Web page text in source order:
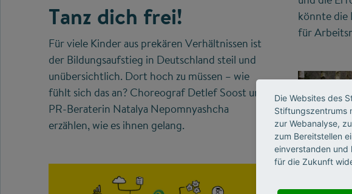
Tanz dich frei!
Für viele Kinder aus prekären Verhältnissen ist
der Bildungsaufstieg in Deutschland steil und
unübersichtlich. Dort hoch zu müssen – wie
fühlt sich das an? Choreograf Detlef Soost und
PR-Beraterin Natalya Nepomnyashcha
erzählen, wie es ihnen gelang.
könnte die
für
Die Websites des
Stiftungszentrums
zur Webanalyse,
zum Bereitstellen
einverstanden und
für die Zukunft